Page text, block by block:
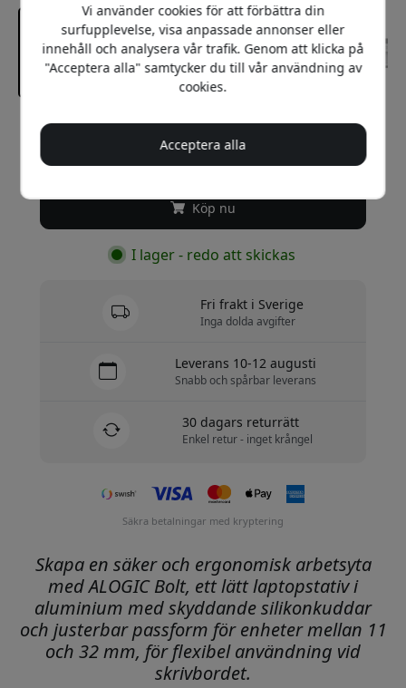
Rekommenderat pris
549 SEK
Köp nu
I lager - redo att skickas
Fri frakt i Sverige
Inga dolda avgifter
Leverans 10-12 augusti
Snabb och spårbar leverans
30 dagars returrätt
Enkel retur - inget krångel
Säkra betalningar med kryptering
Skapa en säker och ergonomisk arbetsyta
med ALOGIC Bolt, ett lätt laptopstativ i
aluminium med skyddande silikonkuddar
och justerbar passform för enheter mellan 11
och 32 mm, för flexibel användning vid
skrivbordet.
Vi använder cookies för att förbättra din
surfupplevelse, visa anpassade annonser eller
innehåll och analysera vår trafik. Genom att klicka på
"Acceptera alla" samtycker du till vår användning av
cookies.
Acceptera alla